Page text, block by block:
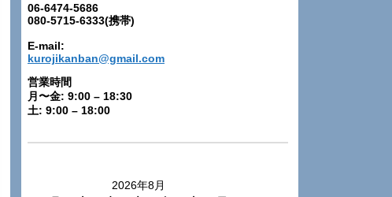
06-6474-5686
080-5715-6333(携帯)
E-mail:
kurojikanban@gmail.com
営業時間
月〜金: 9:00 – 18:30
土: 9:00 – 18:00
2026年8月